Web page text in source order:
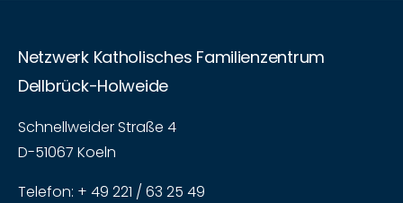
Netzwerk Katholisches Familienzentrum
Dellbrück-Holweide
Schnellweider Straße 4
D-51067 Koeln
Telefon: + 49 221 / 63 25 49